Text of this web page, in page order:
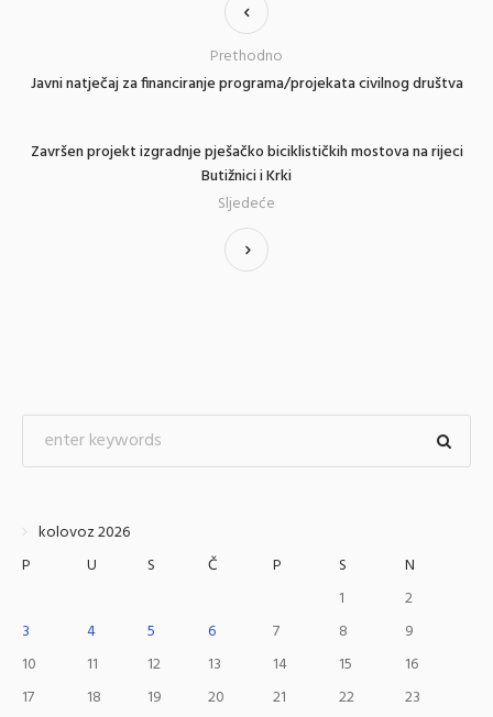
Javni natječaj za financiranje programa/projekata civilnog društva
Prethodno
Završen projekt izgradnje pješačko biciklističkih mostova na rijeci
Butižnici i Krki
Sljedeće
kolovoz 2026
P
U S Č P S
N
1
2
3
4 5 6 7 8
9
10
11 12 13 14 15
16
17
18 19 20 21 22
23